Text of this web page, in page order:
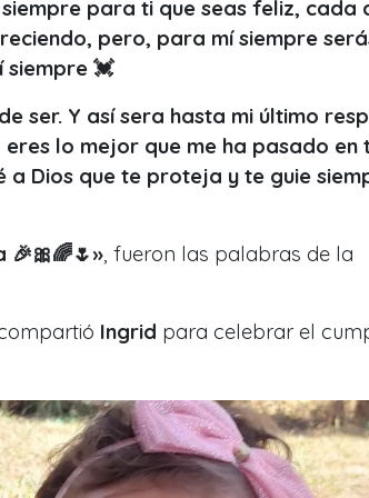
para ti que seas feliz, cada
pero, para mí siempre
💓
ser. Y así sera hasta mi último
eres lo mejor que me ha pasado en
a Dios que te proteja y te guie
» , fueron las palabras de la
Ingrid para celebrar el